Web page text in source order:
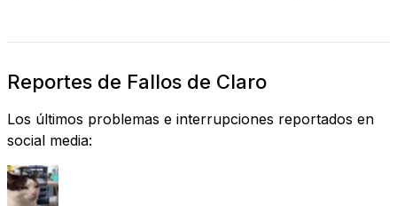
Reportes de Fallos de Claro
Los últimos problemas e interrupciones reportados en
social media: